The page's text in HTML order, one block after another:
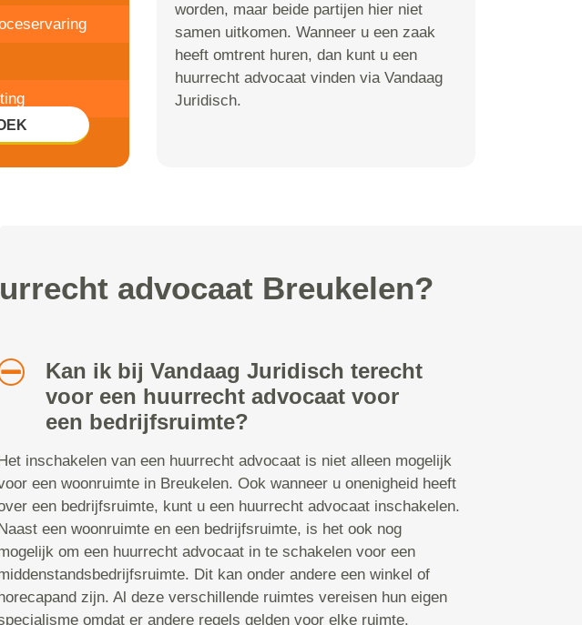
worden, maar beide partijen hier niet
samen uitkomen. Wanneer u een zaak
heeft omtrent huren, dan kunt u een
huurrecht advocaat vinden via Vandaag
Juridisch.
advocaat Breukelen?
Kan ik bij Vandaag Juridisch terecht
voor een huurrecht advocaat voor
een bedrijfsruimte?
inschakelen van een huurrecht advocaat is niet alleen mogelijk
een woonruimte in Breukelen. Ook wanneer u onenigheid heeft
een bedrijfsruimte, kunt u een huurrecht advocaat inschakelen.
een woonruimte en een bedrijfsruimte, is het ook nog
om een huurrecht advocaat in te schakelen voor een
Dit kan onder andere een winkel of
zijn. Al deze verschillende ruimtes vereisen hun eigen
omdat er andere regels gelden voor elke ruimte.